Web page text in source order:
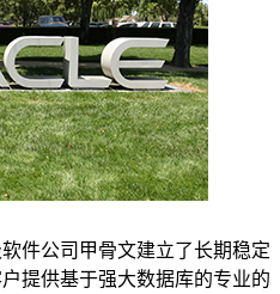
件公司甲骨文建立了长期稳定
提供基于强大数据库的专业的